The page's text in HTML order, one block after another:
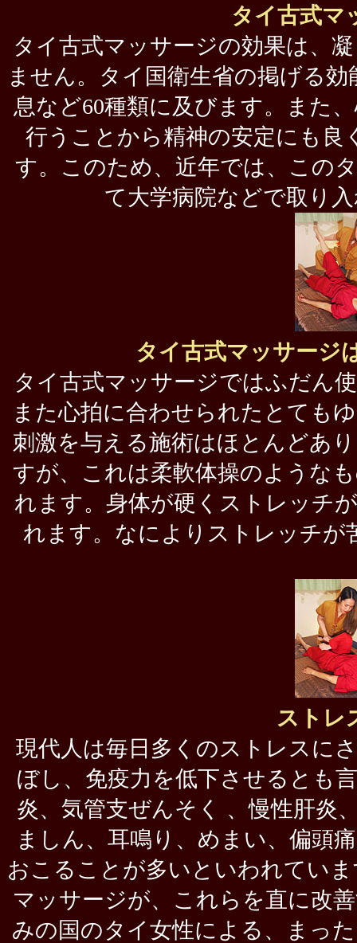
タイ古式マ
タイ古式マッサージの効果は、
ません。タイ国衛生省の掲げる
息など60種類に及びます。また
行うことから精神の安定にも良
す。このため、近年では、この
て大学病院などで取り
タイ古式マッサージ
タイ古式マッサージではふだん
また心拍に合わせられたとても
刺激を与える施術はほとんどあ
すが、これは柔軟体操のような
れます。身体が硬くストレッチ
れます。なによりストレッチ
ストレ
現代人は毎日多くのストレスに
ぼし、免疫力を低下させるとも
炎、気管支ぜんそく 、慢性肝炎
ましん、耳鳴り、めまい、偏頭
おこることが多いといわれてい
マッサージが、これらを直に改
みの国のタイ女性による、まっ